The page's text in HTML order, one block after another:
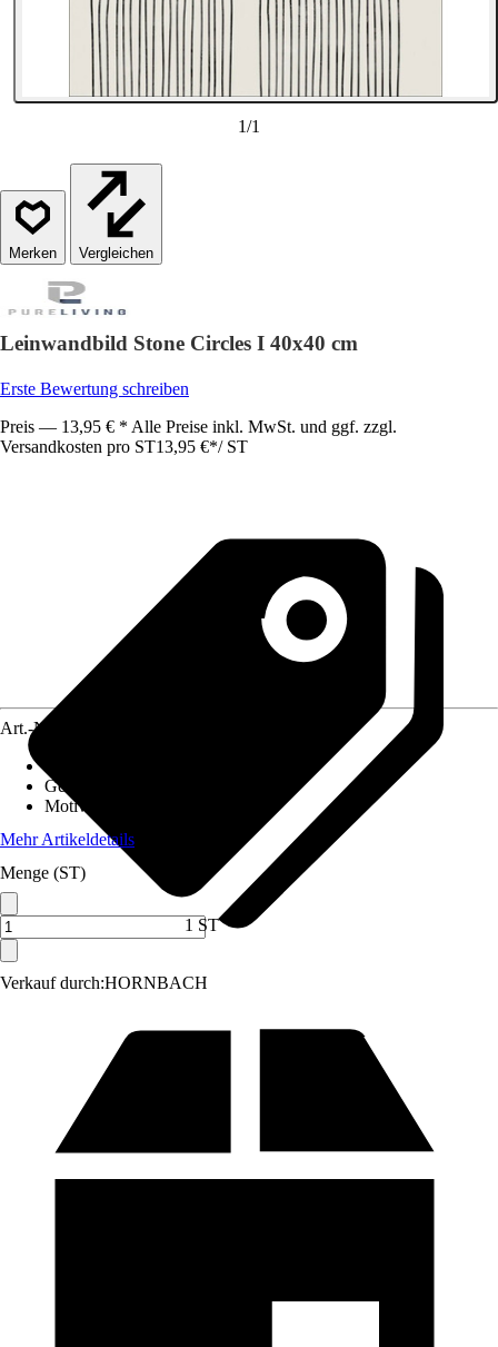
1/1
Vergleichen
Leinwandbild Stone Circles I 40x40 cm
Erste Bewertung schreiben
Preis — 13,95 € * Alle Preise inkl. MwSt. und ggf. zzgl.
Versandkosten pro ST13,95 €*/ ST
Verkauf durch:HORNBACH
Art.-Nr.
Gewicht
Motivkategorie
Mehr Artikeldetails
Menge (ST)
1 ST